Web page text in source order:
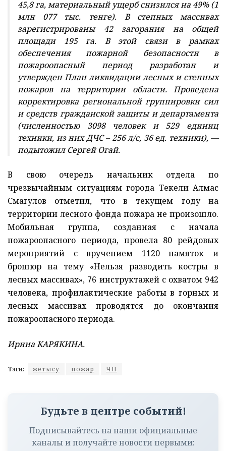
45,8 га, материальный ущерб снизился на 49% (1
млн 077 тыс. тенге). В степных массивах
зарегистрированы 42 загорания на общей
площади 195 га. В этой связи в рамках
обеспечения пожарной безопасности в
пожароопасный период разработан и
утвержден План ликвидации лесных и степных
пожаров на территории области. Проведена
корректировка региональной группировки сил
и средств гражданской защиты и департамента
(численностью 3098 человек и 529 единиц
техники, из них ДЧС – 256 л/с, 36 ед. техники), —
подытожил Сергей Огай.
В свою очередь начальник отдела по
чрезвычайным ситуациям города Текели Алмас
Смагулов отметил, что в текущем году на
территории лесного фонда пожара не произошло.
Мобильная группа, созданная с начала
пожароопасного периода, провела 80 рейдовых
мероприятий с вручением 1120 памяток и
брошюр на тему «Нельзя разводить костры в
лесных массивах», 76 инструктажей с охватом 942
человека, профилактические работы в горных и
лесных массивах проводятся до окончания
пожароопасного периода.
Ирина КАРЯКИНА.
Тэги: жетысу пожар ЧП
Будьте в центре событий!
Подписывайтесь на наши официальные
каналы и получайте новости первыми: